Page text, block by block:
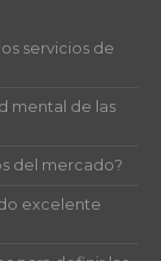
servicios de
mental de las
del mercado?
excelente